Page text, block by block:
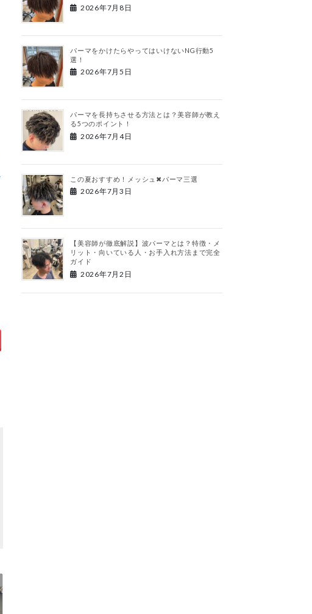
2026年7月8日
パーマをかけたらやってはいけないNG行動5
選！
2026年7月5日
パーマを長持ちさせる方法とは？美容師が教え
る5つのポイント！
2026年7月4日
この夏おすすめ！メッシュ✖︎パーマ三選
2026年7月3日
【美容師が徹底解説】波パーマとは？特徴・メ
リット・向いている人・お手入れ方法まで完全
ガイド
2026年7月2日